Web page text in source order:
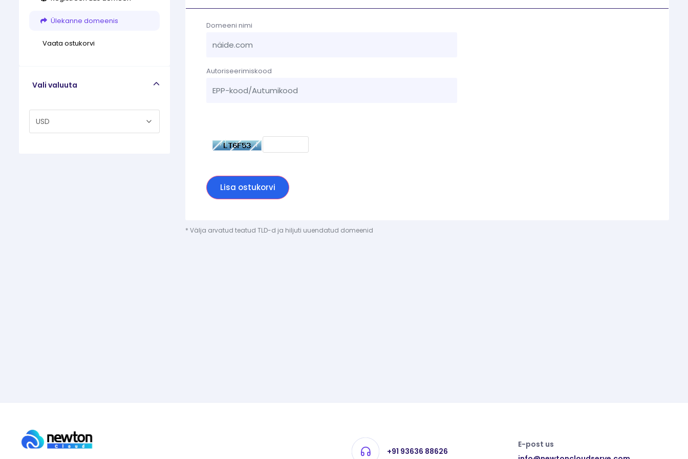
Ülekanne domeenis
Vaata ostukorvi
Vali valuuta
Domeeni nimi
Autoriseerimiskood
Lisa ostukorvi
* Välja arvatud teatud TLD-d ja hiljuti uuendatud domeenid
+91 93636 88626
E-post us